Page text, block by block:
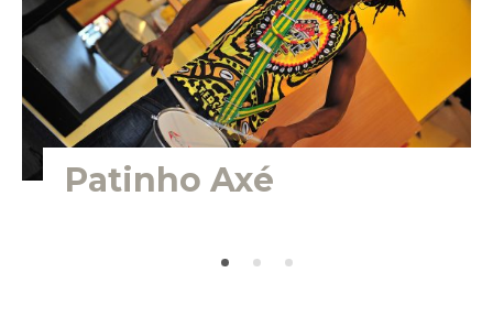
Patinho Axé